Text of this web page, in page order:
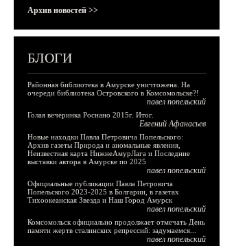
Архив новостей >>
БЛОГИ
Районная библиотека в Амурске уничтожена. На
очереди библиотека Островского в Комсомольске?!
павел попельский
Голая вечеринка Роснано 2015г. Итог.
Евгений Афанасьев
Новые находки Павла Петровича Попельского:
Архив газеты Природа и аномальные явления,
Неизвестная карта НижнеАмурЛага и Последние
выставки автора в Амурске по 2025
павел попельский
Официальные публикации Павла Петровича
Попельского 2023-2025 в Болгарии, в газетах
Тихоокеанская Звезда и Наш Город Амурск
павел попельский
Комсомольск официально продолжает отмечать День
памяти жертв сталинских репрессий: задумаемся...
павел попельский